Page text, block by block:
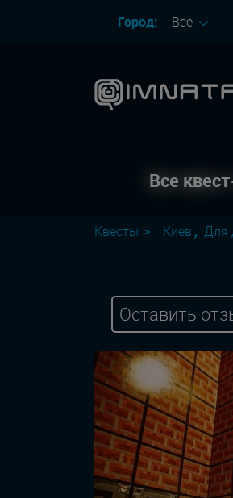
Город: Все
Все
Квесты Киев Для
Оставить